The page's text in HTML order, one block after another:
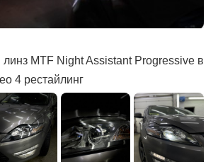
линз MTF Night Assistant Progressive в
4 рестайлинг